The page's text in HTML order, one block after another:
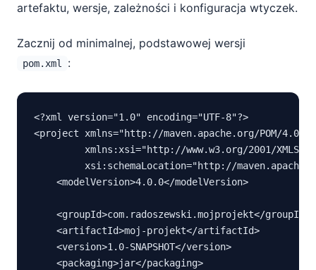
artefaktu, wersje, zależności i konfiguracja wtyczek.
Zacznij od minimalnej, podstawowej wersji
pom.xml :
<?xml version="1.0" encoding="UTF-8"?>
<project xmlns="http://maven.apache.org/POM/4.0.0"
xmlns:xsi="http://www.w3.org/2001/
xsi:schemaLocation="http://
    <modelVersion>4.0.0</modelVersion>
    <groupId>com.radoszewski.mojprojekt</groupId>
    <artifactId>moj-projekt</artifactId>
    <version>1.0-SNAPSHOT</version>
    <packaging>jar</packaging>